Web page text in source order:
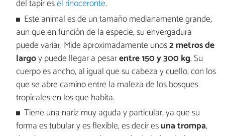
del tapir esel rinoceronte.
Este animal es de un tamaño medianamente grande,
aun que en función de la especie, su envergadura
puede variar. Mide aproximadamente unos2 metros de
largoy puede llegar a pesarentre 150 y 300 kg. Su
cuerpo es ancho, al igual que su cabeza y cuello, con los
que se abre camino entre la maleza de los bosques
tropicales en los que habita.
Tiene una nariz muy aguda y particular, ya que su
forma es tubular y es flexible, es decir esuna trompa,